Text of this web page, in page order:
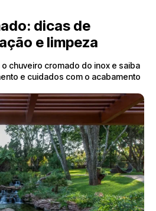
dicas de
e limpeza
chuveiro cromado do inox e saiba
e cuidados com o acabamento